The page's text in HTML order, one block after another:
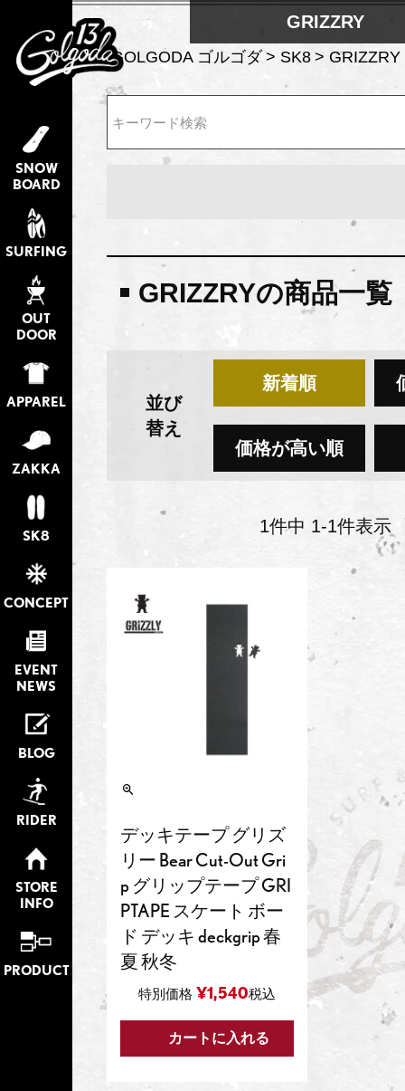
SNOW
BOARD
SURFING
OUT
DOOR
APPAREL
ZAKKA
SK8
CONCEPT
EVENT
NEWS
BLOG
RIDER
STORE
INFO
PRODUCT
GRIZZRY
GOLGODA ゴルゴダ SK8 GRIZZRY
検索
GRIZZRYの商品一覧
並び
替え
新着順
価格が高い順
1件中 1-1件表示
デッキテープ グリズ
リー Bear Cut-Out Gri
p グリップテープ GRI
PTAPE スケート ボー
ド デッキ deckgrip 春
夏 秋冬
特別価格 ¥1,540税込
カートに入れる